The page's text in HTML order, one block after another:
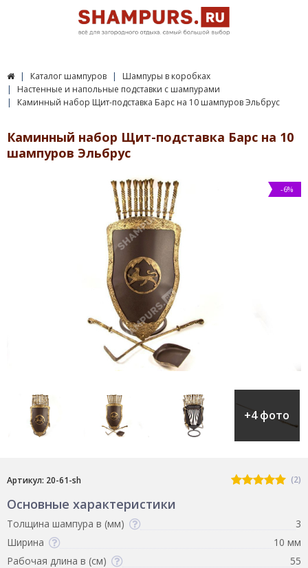
Каталог шампуров
Шампуры в коробках
Настенные и напольные подставки с шампурами
Каминный набор Щит-подставка Барс на 10 шампуров Эльбрус
Каминный набор Щит-подставка Барс на 10
шампуров Эльбрус
-6%
+4 фото
Артикул: 20-61-sh (2)
Основные характеристики
Толщина шампура в (мм)
3
Ширина
10 мм
Рабочая длина в (см)
55